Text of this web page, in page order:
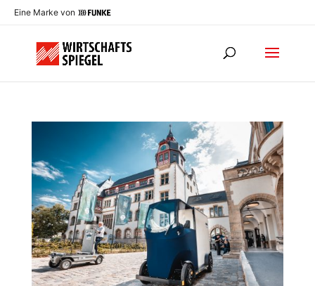
Eine Marke von